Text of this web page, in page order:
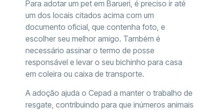
Para adotar um pet em Barueri, é preciso ir até
um dos locais citados acima com um
documento oficial, que contenha foto, e
escolher seu melhor amigo. Também é
necessário assinar o termo de posse
responsável e levar o seu bichinho para casa
em coleira ou caixa de transporte.
A adoção ajuda o Cepad a manter o trabalho de
resgate, contribuindo para que inúmeros animais